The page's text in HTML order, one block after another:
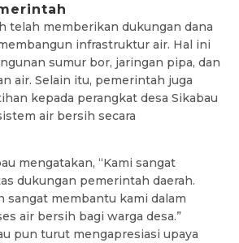
telah memberikan dukungan dana
infrastruktur air. Hal ini
sumur bor, jaringan pipa, dan
air. Selain itu, pemerintah juga
kepada perangkat desa Sikabau
air bersih secara
mengatakan, “Kami sangat
dukungan pemerintah daerah.
sangat membantu kami dalam
air bersih bagi warga desa.”
pun turut mengapresiasi upaya